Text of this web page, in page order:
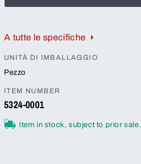
A tutte le specifiche
UNITÀ DI IMBALLAGGIO
Pezzo
ITEM NUMBER
5324-0001
Item in stock, subject to prior sale.